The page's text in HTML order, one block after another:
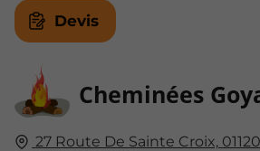
Cheminées
27 Route De Sainte Croix, 01120
Devis